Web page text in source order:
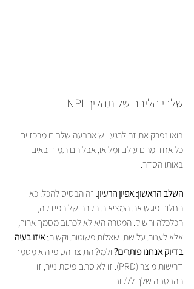
שלבי הליבה של תהליך NPI
בואו נפרק את זה לרגע. יש ארבעה שלבים מרכזיים.
כל אחד מהם עולם ומלואו, אבל הם תמיד באים
באותו הסדר.
השלב הראשון: אפיון הרעיון. זה הבסיס להכל. כאן
החלום פוגש את המציאות הקרה של הפיזיקה,
הכלכלה והשוק. המטרה היא לא לכתוב מסמך ארוך,
אלא לענות על שתי שאלות פשוטות וקשות: איזו בעיה
בדיוק אנחנו פותרים? ולמי? התוצר הסופי הוא מסמך
דרישות מוצר (PRD). זו לא סתם פיסת נייר, זו
ההבטחה שלך ללקוח.